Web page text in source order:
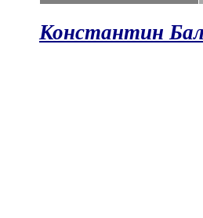
Константин